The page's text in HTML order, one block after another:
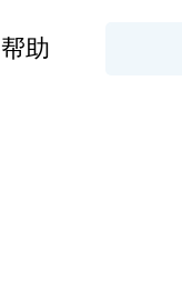
帮助